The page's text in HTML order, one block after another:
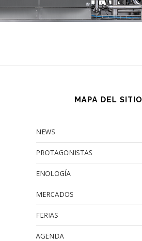
MAPA DEL SITIO
NEWS
PROTAGONISTAS
ENOLOGÍA
MERCADOS
FERIAS
AGENDA